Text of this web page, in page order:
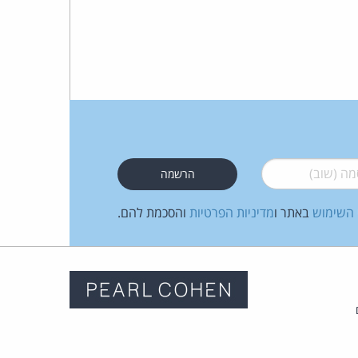
(שוב)*
השימוש באתר ומדיניות הפרטיות והסכמת להם.